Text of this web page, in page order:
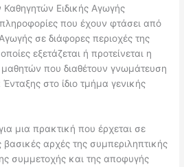
Ειδικής Αγωγής
που έχουν φτάσει από
σε διάφορες περιοχές της
εξετάζεται ή προτείνεται η
που διαθέτουν γνωμάτευση
στο ίδιο τμήμα γενικής
μια πρακτική που έρχεται σε
βασικές αρχές της συμπεριληπτικής
συμμετοχής και της αποφυγής